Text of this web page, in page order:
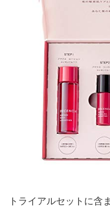
トライアルセットに含